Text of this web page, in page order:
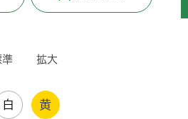
準 拡大
白 黄